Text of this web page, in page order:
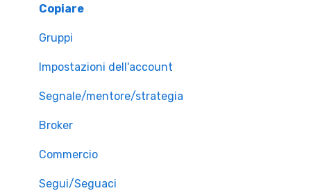
Copiare
Gruppi
Impostazioni dell'account
Segnale/mentore/strategia
Broker
Commercio
Segui/Seguaci